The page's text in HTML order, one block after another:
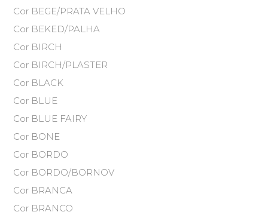
Cor BEGE/PRATA VELHO
Cor BEKED/PALHA
Cor BIRCH
Cor BIRCH/PLASTER
Cor BLACK
Cor BLUE
Cor BLUE FAIRY
Cor BONE
Cor BORDO
Cor BORDO/BORNOV
Cor BRANCA
Cor BRANCO